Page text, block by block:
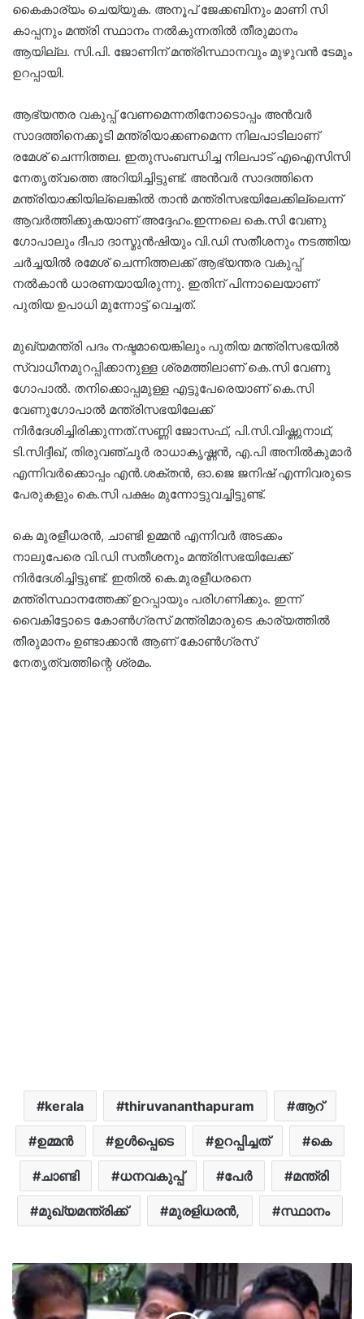
കൈകാര്യം ചെയ്യുക. അനൂപ് ജേക്കബിനും മാണി സി
കാപ്പനും മന്ത്രി സ്ഥാനം നൽകുന്നതിൽ തീരുമാനം
ആയില്ല. സി.പി. ജോണിന് മന്ത്രിസ്ഥാനവും മുഴുവൻ ടേമും
ഉറപ്പായി.
ആഭ്യന്തര വകുപ്പ് വേണമെന്നതിനോടൊപ്പം അൻവർ
സാദത്തിനെക്കൂടി മന്ത്രിയാക്കണമെന്ന നിലപാടിലാണ്
രമേശ് ചെന്നിത്തല. ഇതുസംബന്ധിച്ച നിലപാട് എഐസിസി
നേതൃത്വത്തെ അറിയിച്ചിട്ടുണ്ട്. അൻവർ സാദത്തിനെ
മന്ത്രിയാക്കിയില്ലെങ്കിൽ താൻ മന്ത്രിസഭയിലേക്കില്ലെന്ന്
ആവർത്തിക്കുകയാണ് അദ്ദേഹം.ഇന്നലെ കെ.സി വേണു​
ഗോപാലും ദീപാ ദാസ്മുൻഷിയും വി.ഡി സതീശനും നടത്തിയ
ചർച്ചയിൽ രമേശ് ചെന്നിത്തലക്ക് ആഭ്യന്തര വകുപ്പ്
നൽകാൻ ധാരണയായിരുന്നു. ഇതിന് പിന്നാലെയാണ്
പുതിയ ഉപാധി മുന്നോട്ട് വെച്ചത്.
മുഖ്യമന്ത്രി പദം നഷ്ടമായെങ്കിലും പുതിയ മന്ത്രിസഭയിൽ
സ്വാധീനമുറപ്പിക്കാനുള്ള ശ്രമത്തിലാണ് കെ.സി വേണു​
ഗോപാൽ. തനിക്കൊപ്പമുള്ള എട്ടുപേരെയാണ് കെ.സി
വേണു​ഗോപാൽ മന്ത്രിസഭയിലേക്ക്
നിർദേശിച്ചിരിക്കുന്നത്.സണ്ണി ജോസഫ്, പി.സി.വിഷ്ണുനാഥ്,
ടി.സിദ്ദീഖ്, തിരുവഞ്ചൂർ രാധാകൃഷ്ണൻ, എ.പി അനിൽകുമാർ
എന്നിവർക്കൊപ്പം എൻ.ശക്തൻ, ഓ.ജെ ജനിഷ് എന്നിവരുടെ
പേരുകളും കെ.സി പക്ഷം മുന്നോട്ടുവച്ചിട്ടുണ്ട്.
കെ മുരളീധരൻ, ചാണ്ടി ഉമ്മൻ എന്നിവർ അടക്കം
നാലുപേരെ വി.ഡി സതീശനും മന്ത്രിസഭയിലേക്ക്
നിർദേശിച്ചിട്ടുണ്ട്. ഇതിൽ കെ.മുരളീധരനെ
മന്ത്രിസ്ഥാനത്തേക്ക് ഉറപ്പായും പരിഗണിക്കും. ഇന്ന്
വൈകിട്ടോടെ കോൺഗ്രസ് മന്ത്രിമാരുടെ കാര്യത്തിൽ
തീരുമാനം ഉണ്ടാക്കാൻ ആണ് കോൺഗ്രസ്
നേതൃത്വത്തിന്റെ ശ്രമം.
kerala thiruvananthapuram ആറ്
ഉമ്മൻ ഉൾപ്പെടെ ഉറപ്പിച്ചത് കെ
ചാണ്ടി ധനവകുപ്പ് പേർ മന്ത്രി
മുഖ്യമന്ത്രിക്ക് മുരളിധരൻ, സ്ഥാനം